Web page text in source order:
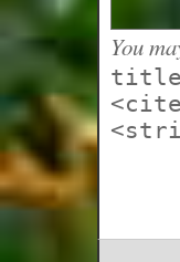
You